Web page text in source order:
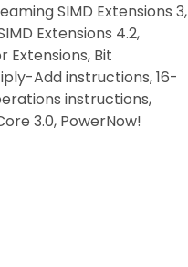
SIMD Extensions 3,
Extensions 4.2,
Extensions, Bit
Add instructions, 16-
instructions,
3.0, PowerNow!